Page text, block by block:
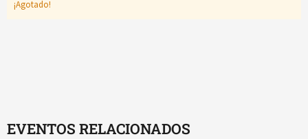
¡Agotado!
EVENTOS RELACIONADOS